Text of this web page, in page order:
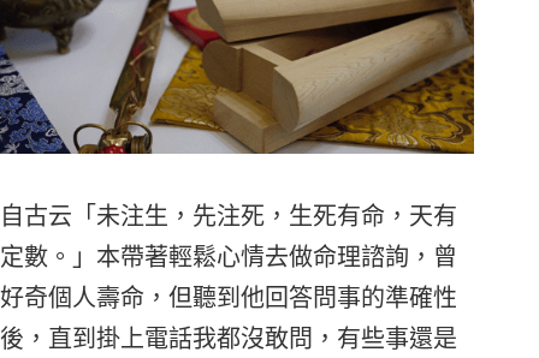
自古云「未注生，先注死，生死有命，天有
定數。」本帶著輕鬆心情去做命理諮詢，曾
好奇個人壽命，但聽到他回答問事的準確性
後，直到掛上電話我都沒敢問，有些事還是